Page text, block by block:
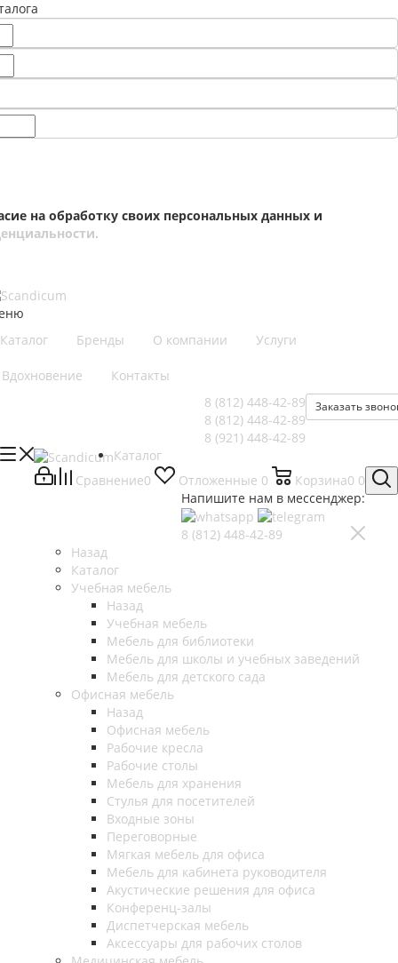
на обработку своих персональных данных и
Каталог
Бренды О компании Услуги
Вдохновение Контакты
Заказать
8 (812) 448-42-89
8 (812) 448-42-89
8 (921) 448-42-89
Сравнение0 Отложенные 0 Корзина0 0
Напишите нам в мессенджер:
8 (812) 448-42-89
Каталог
Назад
Каталог
Учебная мебель
Назад
Учебная мебель
Мебель для библиотеки
Мебель для школы и учебных заведений
Мебель для детского сада
Офисная мебель
Назад
Офисная мебель
Рабочие кресла
Рабочие столы
Мебель для хранения
Стулья для посетителей
Входные зоны
Переговорные
Мягкая мебель для офиса
Мебель для кабинета руководителя
Акустические решения для офиса
Конференц-залы
Диспетчерская мебель
Аксессуары для рабочих столов